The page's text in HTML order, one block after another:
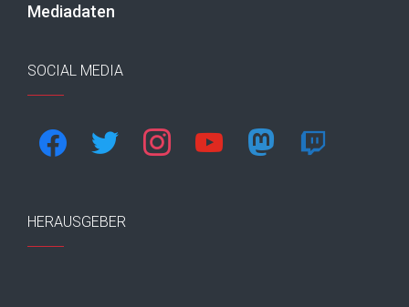
Mediadaten
SOCIAL MEDIA
facebook twitter instagram youtube mastodon twitch
HERAUSGEBER